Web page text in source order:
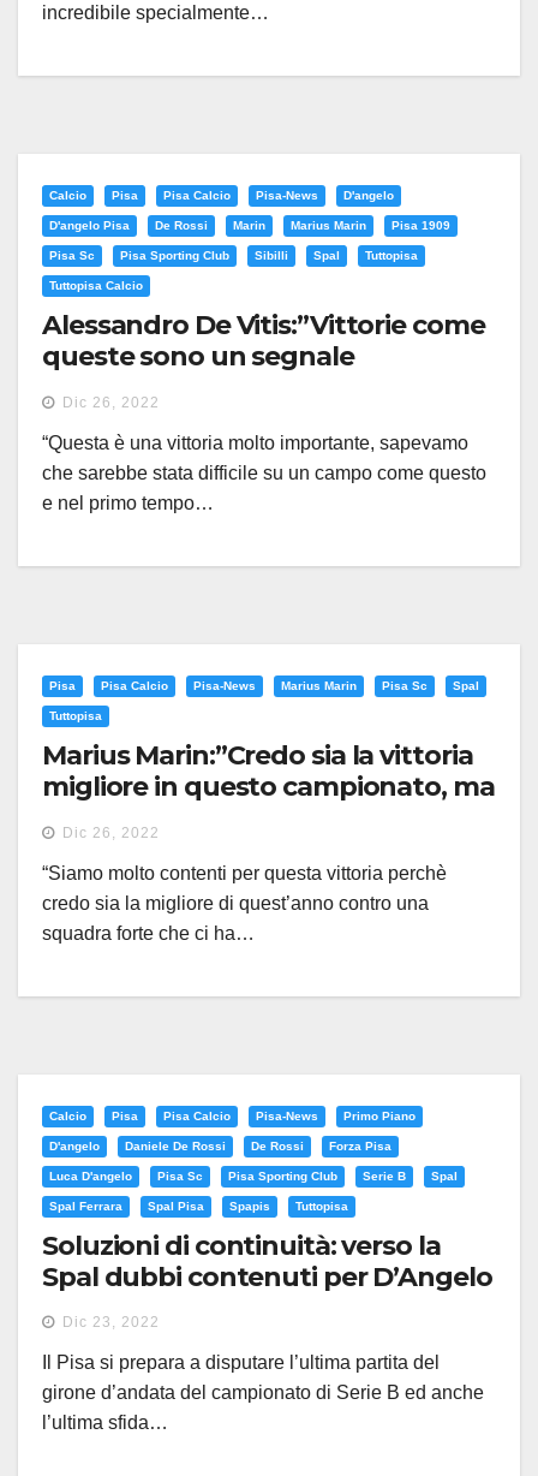
incredibile specialmente…
Calcio Pisa Pisa Calcio Pisa-News D'angelo
D'angelo Pisa De Rossi Marin Marius Marin Pisa 1909
Pisa Sc Pisa Sporting Club Sibilli Spal Tuttopisa
Tuttopisa Calcio
Alessandro De Vitis:”Vittorie come
queste sono un segnale
importante”
Dic 26, 2022
“Questa è una vittoria molto importante, sapevamo
che sarebbe stata difficile su un campo come questo
e nel primo tempo…
Pisa Pisa Calcio Pisa-News Marius Marin Pisa Sc Spal
Tuttopisa
Marius Marin:”Credo sia la vittoria
migliore in questo campionato, ma
non abbiamo ancora fatto niente”
Dic 26, 2022
“Siamo molto contenti per questa vittoria perchè
credo sia la migliore di quest’anno contro una
squadra forte che ci ha…
Calcio Pisa Pisa Calcio Pisa-News Primo Piano
D'angelo Daniele De Rossi De Rossi Forza Pisa
Luca D'angelo Pisa Sc Pisa Sporting Club Serie B Spal
Spal Ferrara Spal Pisa Spapis Tuttopisa
Soluzioni di continuità: verso la
Spal dubbi contenuti per D’Angelo
Dic 23, 2022
Il Pisa si prepara a disputare l’ultima partita del
girone d’andata del campionato di Serie B ed anche
l’ultima sfida…